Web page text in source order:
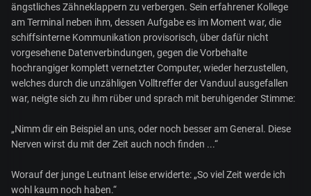
ängstliches Zähneklappern zu verbergen. Sein erfahrener Kollege
am Terminal neben ihm, dessen Aufgabe es im Moment war, die
schiffsinterne Kommunikation provisorisch, über dafür nicht
vorgesehene Datenverbindungen, gegen die Vorbehalte
hochrangiger komplett vernetzter Computer, wieder herzustellen,
welches durch die unzähligen Volltreffer der Vanduul ausgefallen
war, neigte sich zu ihm rüber und sprach mit beruhigender Stimme:
„Nimm dir ein Beispiel an uns, oder noch besser am General. Diese
Nerven wirst du mit der Zeit auch noch finden ...“
Worauf der junge Leutnant leise erwiderte: „So viel Zeit werde ich
wohl kaum noch haben.“